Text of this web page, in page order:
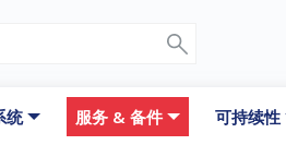
统 服务 & 备件 可持续性